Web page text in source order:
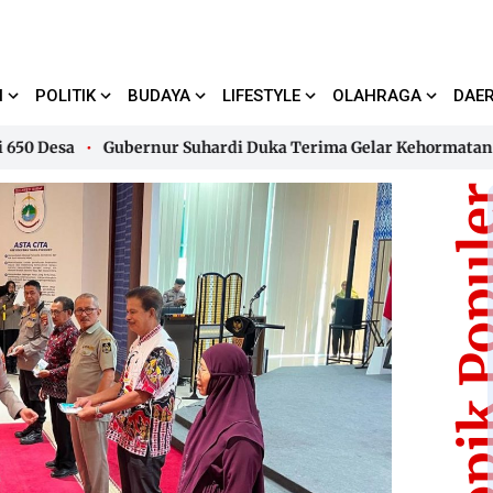
POLITIK BUDAYA LIFESTYLE OLAHRAGA
Gubernur Suhardi Duka Terima Gelar Kehormatan “Sulo
Gubernur Suhardi Duka Terima Gelar Kehormatan